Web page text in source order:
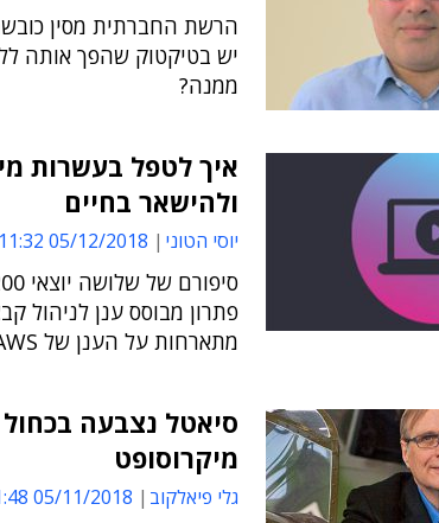
הרשת החברתית מסין
יש בטיקטוק שהפך אותה
ממנה?
איך לטפל בעשרות
ולהישאר בחיים
יוסי הטוני 05/12/2018 11:32
פתרון מבוסס ענן
מתארחות על הענן של AWS - רווחית מיומה הראשון
סיאטל נצבעה בכחול
מיקרוסופט
גלי פיאלקוב 05/11/2018 11:48